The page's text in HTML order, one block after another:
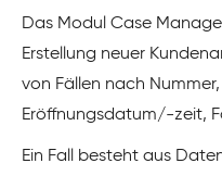
Das Modul Case
Erstellung neuer
von Fällen nach
Eröffnungsdatum/-zeit,
Ein Fall besteht aus